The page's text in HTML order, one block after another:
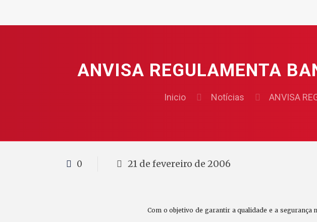
ANVISA REGULAMENTA
Inicio Notícias ANVISA
0 21 de fevereiro de 2006
Com o objetivo de garantir a qualidade e a segurança